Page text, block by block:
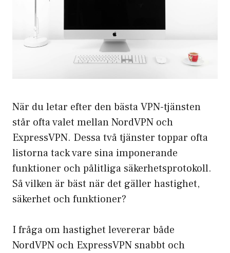
När du letar efter denbästa VPN-tjänsten
står ofta valet mellan NordVPN och
ExpressVPN. Dessa två tjänster toppar ofta
listorna tack vare sina imponerande
funktioner och pålitliga säkerhetsprotokoll.
Så vilken är bäst när det gäller hastighet,
säkerhet och funktioner?
I fråga om hastighet levererar både
NordVPN och ExpressVPN snabbt och